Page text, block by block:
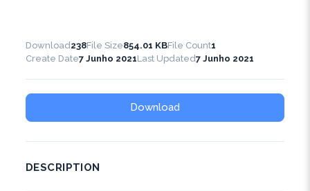
Download238File Size854.01 KBFile Count1
Create Date7 Junho 2021Last Updated7 Junho 2021
Download
DESCRIPTION